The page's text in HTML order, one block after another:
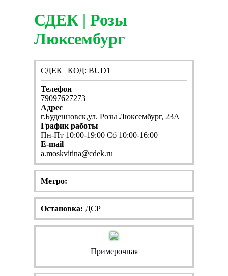
СДЕК | Розы
Люксембург
СДЕК | КОД: BUD1
Телефон
79097627273
Адрес
г.Буденновск,ул. Розы Люксембург, 23А
График работы
Пн-Пт 10:00-19:00 Сб 10:00-16:00
E-mail
a.moskvitina@cdek.ru
Метро:
Остановка: ДСР
Примерочная